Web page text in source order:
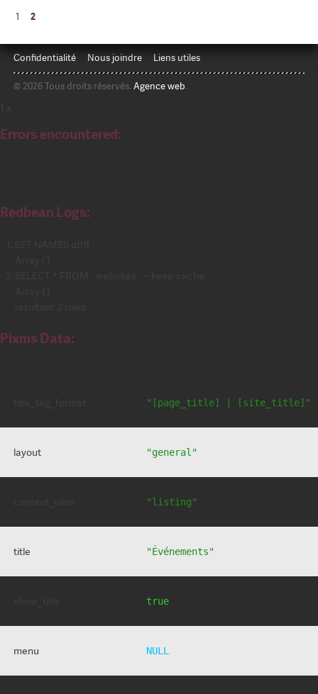
1 2
Confidentialité Nous joindre Liens utiles
© 2026 Tous droits réservés. Agence web.
1
Errors encountered:
Redbean Logs:
Pixms Data:
"[page_title] | [site_title]"
layout "general"
"listing"
title "Événements"
true
menu NULL